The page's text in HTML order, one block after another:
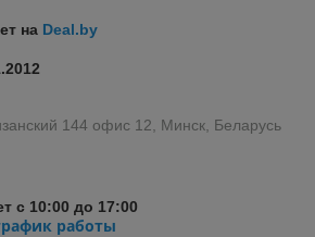
на Deal.by
144 офис 12, Минск, Беларусь
с 10:00 до 17:00
работы